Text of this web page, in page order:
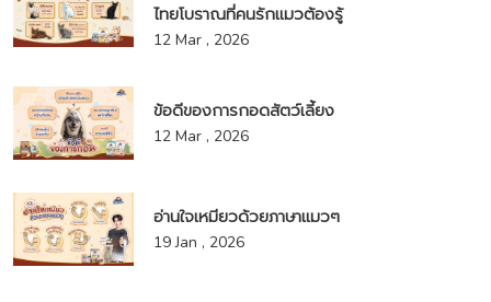
ไทยโบราณที่คนรักแมวต้องรู้
12 Mar , 2026
ข้อดีของการกอดสัตว์เลี้ยง
12 Mar , 2026
อ่านใจเหมียวด้วยภาษาแมวๆ
19 Jan , 2026